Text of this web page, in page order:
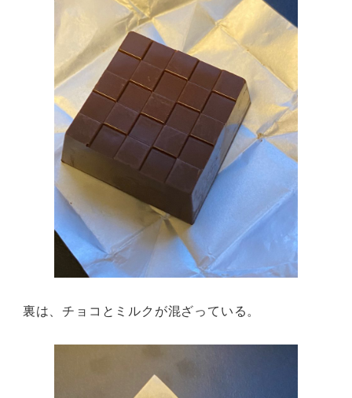
裏は、チョコとミルクが混ざっている。